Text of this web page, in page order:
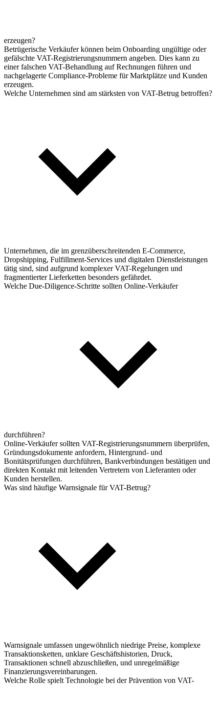
erzeugen?
Betrügerische Verkäufer können beim Onboarding ungültige oder
gefälschte VAT-Registrierungsnummern angeben. Dies kann zu
einer falschen VAT-Behandlung auf Rechnungen führen und
nachgelagerte Compliance-Probleme für Marktplätze und Kunden
erzeugen.
Welche Unternehmen sind am stärksten von VAT-Betrug betroffen?
Unternehmen, die im grenzüberschreitenden E-Commerce,
Dropshipping, Fulfillment-Services und digitalen Dienstleistungen
tätig sind, sind aufgrund komplexer VAT-Regelungen und
fragmentierter Lieferketten besonders gefährdet.
Welche Due-Diligence-Schritte sollten Online-Verkäufer
durchführen?
Online-Verkäufer sollten VAT-Registrierungsnummern überprüfen,
Gründungsdokumente anfordern, Hintergrund- und
Bonitätsprüfungen durchführen, Bankverbindungen bestätigen und
direkten Kontakt mit leitenden Vertretern von Lieferanten oder
Kunden herstellen.
Was sind häufige Warnsignale für VAT-Betrug?
Warnsignale umfassen ungewöhnlich niedrige Preise, komplexe
Transaktionsketten, unklare Geschäftshistorien, Druck,
Transaktionen schnell abzuschließen, und unregelmäßige
Finanzierungsvereinbarungen.
Welche Rolle spielt Technologie bei der Prävention von VAT-